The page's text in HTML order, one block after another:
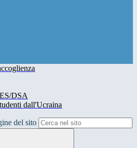
DSA
dall'Ucraina
del sito